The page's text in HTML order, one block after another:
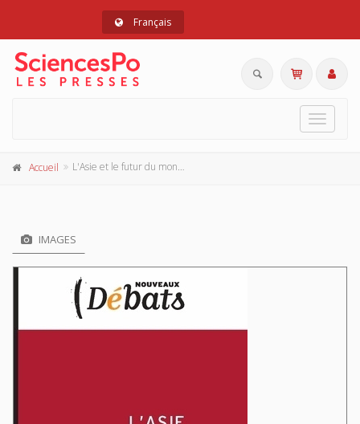
Français
Toggle
Accueil L'Asie et le futur du monde
IMAGES